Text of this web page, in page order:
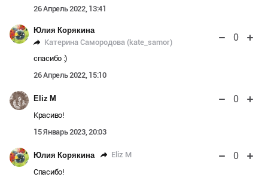
26 Апрель 2022, 13:41
Юлия Корякина
Катерина Самородова (kate_samor)
0
спасибо :)
26 Апрель 2022, 15:10
Eliz M 0
Красиво!
15 Январь 2023, 20:03
Юлия Корякина Eliz M 0
Спасибо!